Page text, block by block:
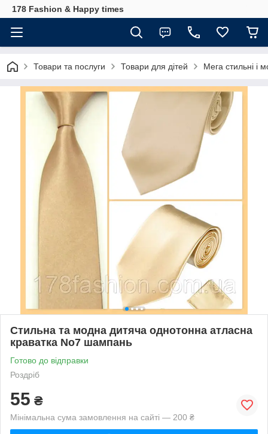
178 Fashion & Happy times
Товари та послуги Товари для дітей Мега стильні і
Стильна та модна дитяча однотонна атласна
краватка No7 шампань
Готово до відправки
Роздріб
55 ₴
Мінімальна сума замовлення на сайті — 200 ₴